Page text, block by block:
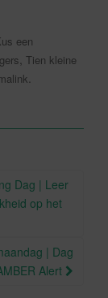
een
, Tien kleine
.
Dag | Leer
op het
| Dag
Alert